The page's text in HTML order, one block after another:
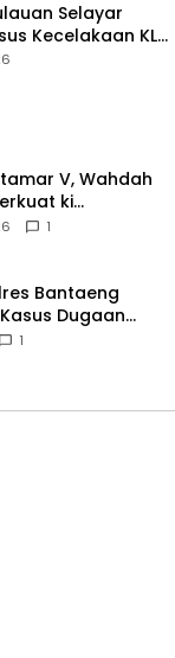
Selayar
Kecelakaan KLM
Tahap
V, Wahdah
ki
Kebangsaan
1
Bantaeng
Dugaan
ke Penyidikan
1